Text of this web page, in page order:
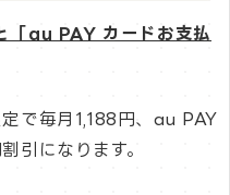
「au PAY カードお支払
で毎月1,188円、au PAY
引になります。